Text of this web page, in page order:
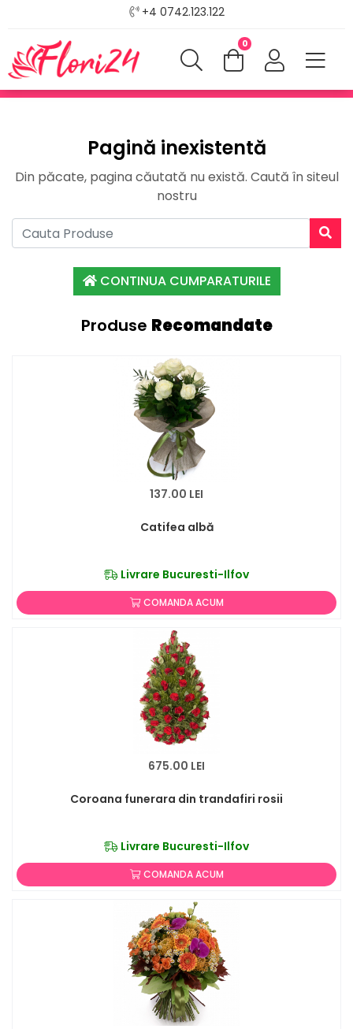
+4 0742.123.122
0
Pagină inexistentă
Din păcate, pagina căutată nu există. Caută în siteul
nostru
CONTINUA CUMPARATURILE
Produse Recomandate
137.00 LEI
Catifea albă
Livrare Bucuresti-Ilfov
COMANDA ACUM
675.00 LEI
Coroana funerara din trandafiri rosii
Livrare Bucuresti-Ilfov
COMANDA ACUM